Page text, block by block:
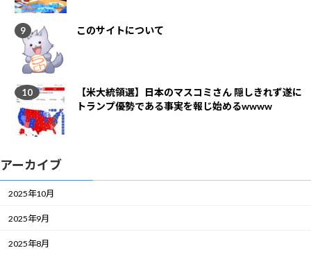
このサイトについて
【米大統領選】日本のマスコミさん 隠しきれず遂に
トランプ優勢である事実を報じ始めるwwww
アーカイブ
2025年10月
2025年9月
2025年8月